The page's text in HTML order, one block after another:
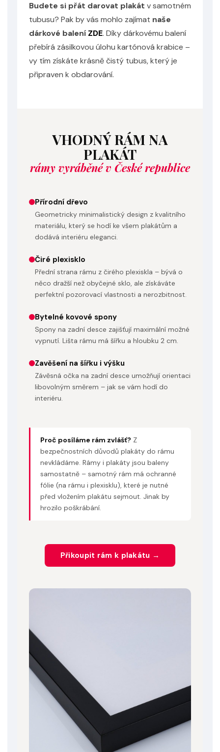
Budete si přát darovat plakát v samotném
tubusu? Pak by vás mohlo zajímat naše
dárkové balení ZDE. Díky dárkovému balení
přebírá zásilkovou úlohu kartónová krabice –
vy tím získáte krásně čistý tubus, který je
připraven k obdarování.
VHODNÝ RÁM NA
PLAKÁT
rámy vyráběné v České republice
Přírodní dřevo
Geometricky minimalistický design z kvalitního
materiálu, který se hodí ke všem plakátům a
dodává interiéru eleganci.
Čiré plexisklo
Přední strana rámu z čirého plexiskla – bývá o
něco dražší než obyčejné sklo, ale získáváte
perfektní pozorovací vlastnosti a nerozbitnost.
Bytelné kovové spony
Spony na zadní desce zajišťují maximální možné
vypnutí. Lišta rámu má šířku a hloubku 2 cm.
Zavěšení na šířku i výšku
Závěsná očka na zadní desce umožňují orientaci
libovolným směrem – jak se vám hodí do
interiéru.
Proč posíláme rám zvlášť? Z
bezpečnostních důvodů plakáty do rámu
nevkládáme. Rámy i plakáty jsou baleny
samostatně – samotný rám má ochranné
fólie (na rámu i plexisklu), které je nutné
před vložením plakátu sejmout. Jinak by
hrozilo poškrábání.
Přikoupit rám k plakátu →
Powered by chaterimo